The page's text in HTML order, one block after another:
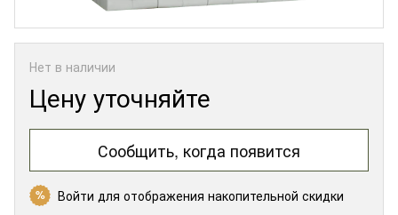
Нет в наличии
Цену уточняйте
Сообщить, когда появится
% Войти для отображения накопительной скидки